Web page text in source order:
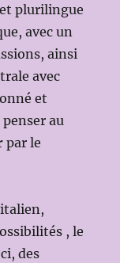
plurilingue
avec un
ainsi
avec
et
au
par le
, le
des